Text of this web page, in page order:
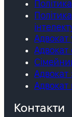
Адвокат
Адвокат
Адвокат
Адвокат
Контакти